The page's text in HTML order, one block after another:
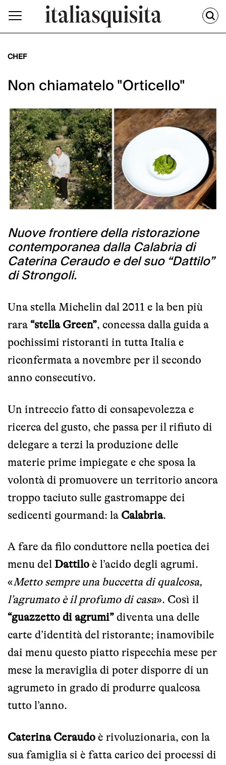
CHEF
Non chiamatelo "Orticello"
Nuove frontiere della ristorazione
contemporanea dalla Calabria di
Caterina Ceraudo e del suo “Dattilo”
di Strongoli.
Una stella Michelin dal 2011 e la ben più
rara “stella Green”, concessa dalla guida a
pochissimi ristoranti in tutta Italia e
riconfermata a novembre per il secondo
anno consecutivo.
Un intreccio fatto di consapevolezza e
ricerca del gusto, che passa per il rifiuto di
delegare a terzi la produzione delle
materie prime impiegate e che sposa la
volontà di promuovere un territorio ancora
troppo taciuto sulle gastromappe dei
sedicenti gourmand: la Calabria.
A fare da filo conduttore nella poetica dei
menu del Dattilo è l’acido degli agrumi.
«Metto sempre una buccetta di qualcosa,
l’agrumato è il profumo di casa». Così il
“guazzetto di agrumi” diventa una delle
carte d’identità del ristorante; inamovibile
dai menu questo piatto rispecchia mese per
mese la meraviglia di poter disporre di un
agrumeto in grado di produrre qualcosa
tutto l’anno.
Caterina Ceraudo è rivoluzionaria, con la
sua famiglia si è fatta carico dei processi di